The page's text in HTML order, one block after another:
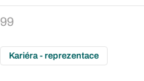
Kariéra - reprezentace